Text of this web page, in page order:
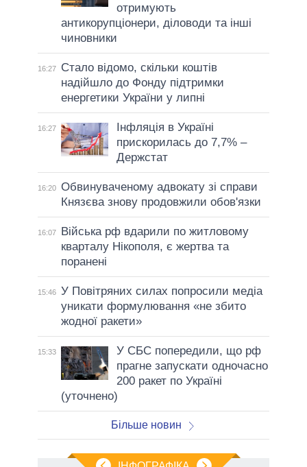
отримують
антикорупціонери, діловоди та інші
чиновники
16:27
Стало відомо, скільки коштів
надійшло до Фонду підтримки
енергетики України у липні
16:27
Інфляція в Україні
прискорилась до 7,7% –
Держстат
16:20 Обвинуваченому адвокату зі справи
Князєва знову продовжили обов'язки
16:07
Війська рф вдарили по житловому
кварталу Нікополя, є жертва та
поранені
15:46 У Повітряних силах попросили медіа
уникати формулювання «не збито
жодної ракети»
15:33
У СБС попередили, що рф
прагне запускати одночасно
200 ракет по Україні
(уточнено)
Більше новин